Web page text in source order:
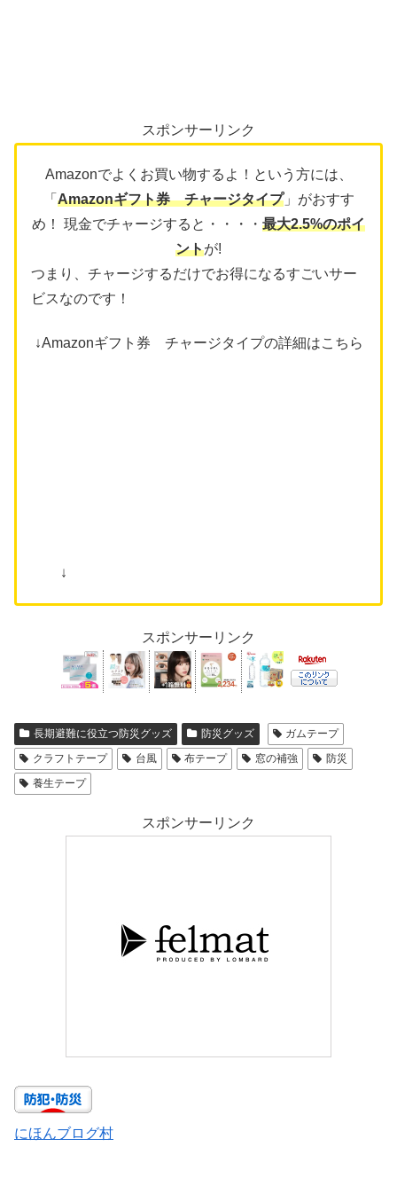
スポンサーリンク
Amazonでよくお買い物するよ！という方には、
「 Amazonギフト券 チャージタイプ」がおすす
め！ 現金でチャージすると・・・・ 最大2.5%のポイ
ントが!
つまり、チャージするだけでお得になるすごいサー
ビスなのです！
↓Amazonギフト券 チャージタイプの詳細はこちら
↓
スポンサーリンク
長期避難に役立つ防災グッズ 防災グッズ
ガムテープ
クラフトテープ
台風 布テープ 窓の補強
防災
養生テープ
スポンサーリンク
にほんブログ村